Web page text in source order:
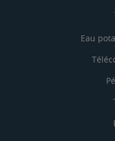
Eau